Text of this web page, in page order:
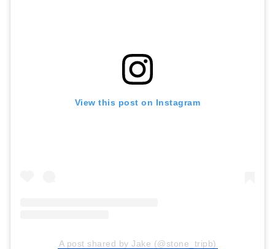
View this post on Instagram
A post shared by Jake (@stone_tripb)